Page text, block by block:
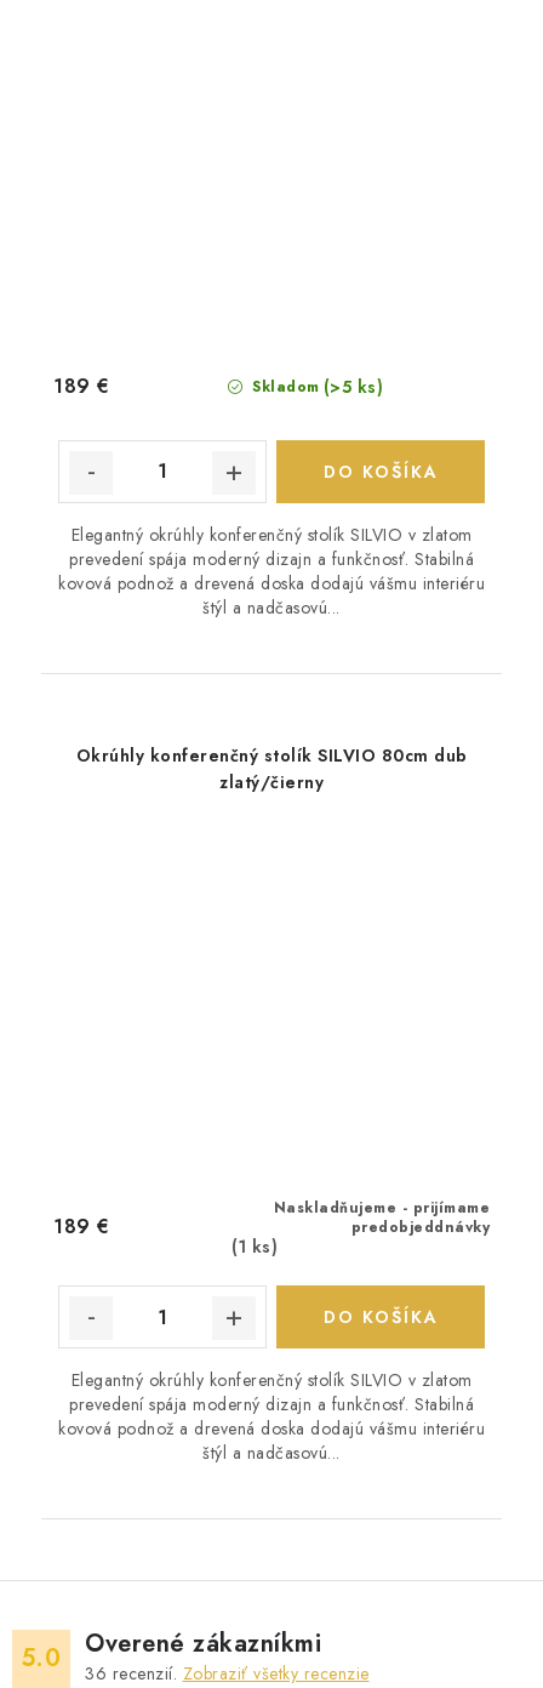
Skladom (>5 ks)
189 €
DO KOŠÍKA
Elegantný okrúhly konferenčný stolík SILVIO v zlatom
prevedení spája moderný dizajn a funkčnosť. Stabilná
kovová podnož a drevená doska dodajú vášmu interiéru
štýl a nadčasovú...
Okrúhly konferenčný stolík SILVIO 80cm dub
zlatý/čierny
Naskladňujeme - prijímame
predobjeddnávky
(1 ks)
189 €
DO KOŠÍKA
Elegantný okrúhly konferenčný stolík SILVIO v zlatom
prevedení spája moderný dizajn a funkčnosť. Stabilná
kovová podnož a drevená doska dodajú vášmu interiéru
štýl a nadčasovú...
5.0 Overené zákazníkmi
36 recenzií. Zobraziť všetky recenzie